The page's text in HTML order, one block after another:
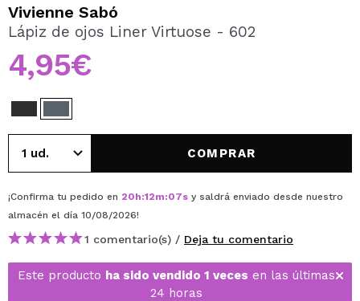
Al crear una cuenta en Maquillalia.com podrás realizar
tus compras rápidamente, revisar el estado de tus
pedidos y consultar tus operaciones anteriores.
Vivienne Sabó
Lápiz de ojos Liner Virtuose - 602
4,95€
COMPRAR
¡Confirma tu pedido en 20h:12m:07s y saldrá enviado desde nuestro
almacén el día 10/08/2026!
1 comentario(s) / Deja tu comentario
Este producto ha sido vendido 1 veces en las últimas
24 horas